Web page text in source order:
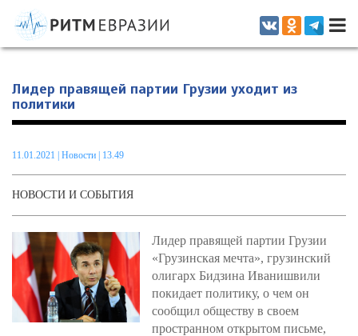
Информационно-аналитическое издание, посвященное актуальным
проблемам интеграции на постсоветском пространстве
Лидер правящей партии Грузии уходит из
политики
11.01.2021 Новости | 13.49
НОВОСТИ И СОБЫТИЯ
Лидер правящей партии Грузии
«Грузинская мечта», грузинский
олигарх Бидзина Иванишвили
покидает политику, о чем он
сообщил обществу в своем
пространном открытом письме,